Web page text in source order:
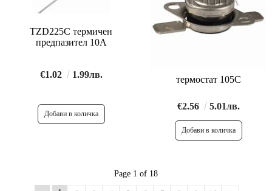
TZD225C термичен
предпазител 10A
€1.02 1.99лв. термостат 105C
€2.56 5.01лв.
Page 1 of 18